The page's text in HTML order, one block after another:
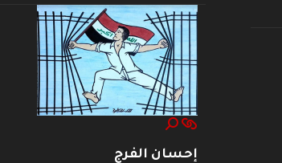
إحسان الفرج